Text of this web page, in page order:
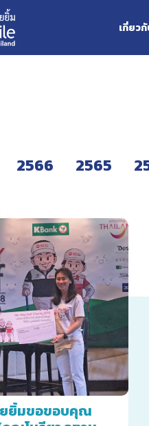
เกี่ยวกั
2566 2565
ยิ้มขอขอบคุณ